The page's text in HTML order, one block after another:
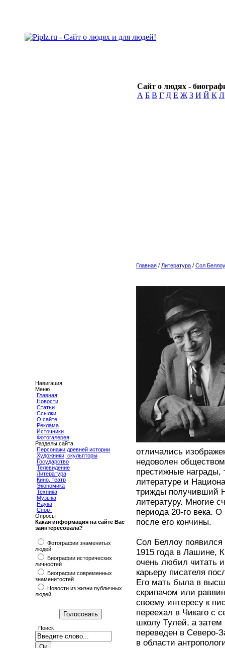
Сайт о людях -
А Б В Г Д Е Ж З И Й К Л
Навигация
Меню
Главная
Новости
Статьи
Ссылки
О сайте
Реклама
Источники
Фотогалерея
Разделы сайта
Персонажи древней истории
Художники, скульпторы
Государство
Телевидение
Литература
Кино, театр
Экономика
Техника
Музыка
Наука
Спорт
Опросы
Какая информация на сайте Вас
заинтересовала?
Фотографии знаменитых
людей
Биографии исторических
личностей
Биографии современных
знаменитостей
Новости из жизни публичных
людей
Поиск
Главная / Литература / Сол Беллоу
отличались
недоволен
престижные награды,
литературе и
трижды получивший
литературу. Многие
периода 20-го века.
после его кончины.
Сол Беллоу
1915 года в Лашине,
очень любил читать
карьеру писателя
Его мать была в
скрипачом или
своему интересу к
переехал в Чикаго с
школу Тулей, а затем
переведен в Северо-
в области